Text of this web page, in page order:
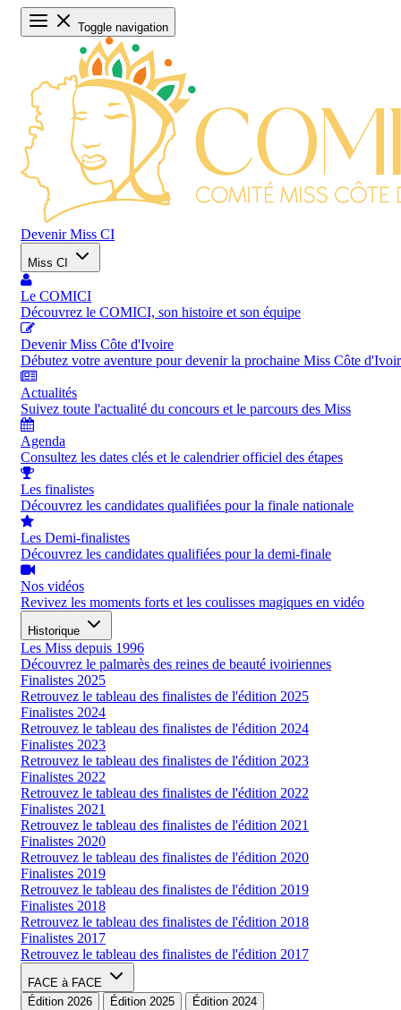
Toggle navigation
Devenir Miss CI
Miss CI
Le COMICI
Découvrez le COMICI, son histoire et son équipe
Devenir Miss Côte d'Ivoire
Débutez votre aventure pour devenir la prochaine Miss Côte
Actualités
Suivez toute l'actualité du concours et le parcours des Miss
Agenda
Consultez les dates clés et le calendrier officiel des étapes
Les finalistes
Découvrez les candidates qualifiées pour la finale nationale
Les Demi-finalistes
Découvrez les candidates qualifiées pour la demi-finale
Nos vidéos
Revivez les moments forts et les coulisses magiques en vidéo
Historique
Les Miss depuis 1996
Découvrez le palmarès des reines de beauté ivoiriennes
Finalistes 2025
Retrouvez le tableau des finalistes de l'édition 2025
Finalistes 2024
Retrouvez le tableau des finalistes de l'édition 2024
Finalistes 2023
Retrouvez le tableau des finalistes de l'édition 2023
Finalistes 2022
Retrouvez le tableau des finalistes de l'édition 2022
Finalistes 2021
Retrouvez le tableau des finalistes de l'édition 2021
Finalistes 2020
Retrouvez le tableau des finalistes de l'édition 2020
Finalistes 2019
Retrouvez le tableau des finalistes de l'édition 2019
Finalistes 2018
Retrouvez le tableau des finalistes de l'édition 2018
Finalistes 2017
Retrouvez le tableau des finalistes de l'édition 2017
FACE à FACE
Édition 2026
Édition 2025 Édition 2024